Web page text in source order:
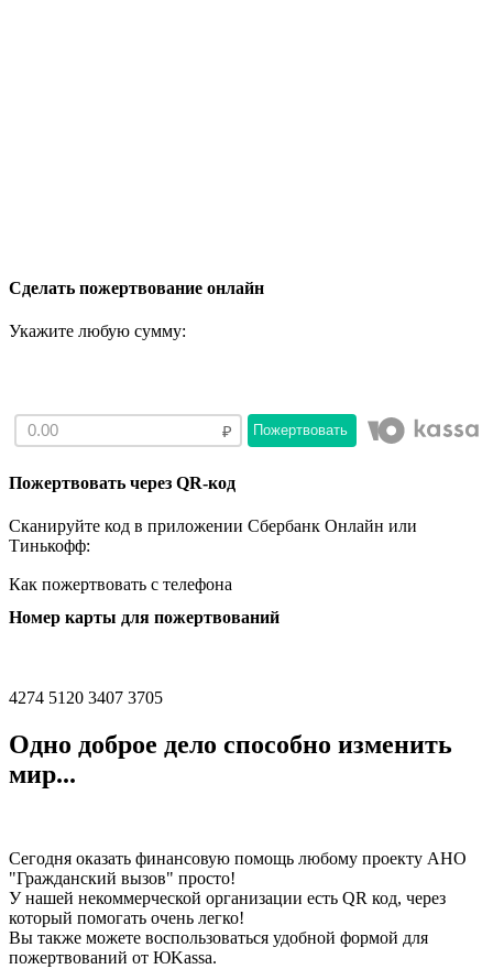
Сделать пожертвование онлайн
Укажите любую сумму:
Пожертвовать
Пожертвовать через QR-код
Сканируйте код в приложении Сбербанк Онлайн или
Тинькофф:
Как пожертвовать с телефона
Номер карты для пожертвований
4274 5120 3407 3705
Одно доброе дело способно изменить
мир...
Сегодня оказать финансовую помощь любому проекту АНО
"Гражданский вызов" просто!
У нашей некоммерческой организации есть QR код, через
который помогать очень легко!
Вы также можете воспользоваться удобной формой для
пожертвований от ЮKassа.